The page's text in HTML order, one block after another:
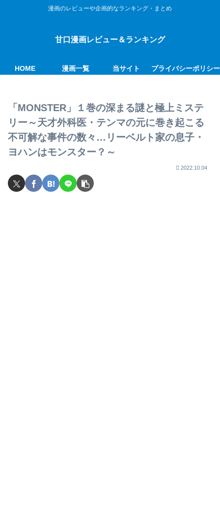
漫画のレビューや企画的なランキング・まとめ
甘口漫画レビュー＆ランキング
HOME 漫画一覧 当サイト プライバシーポリシー
「MONSTER」１巻の深まる謎と極上ミステ
リー～天才外科医・テンマの元に巻き起こる
不可解な事件の数々…リーベルト家の息子・
ヨハンはモンスター？～
2022.10.04